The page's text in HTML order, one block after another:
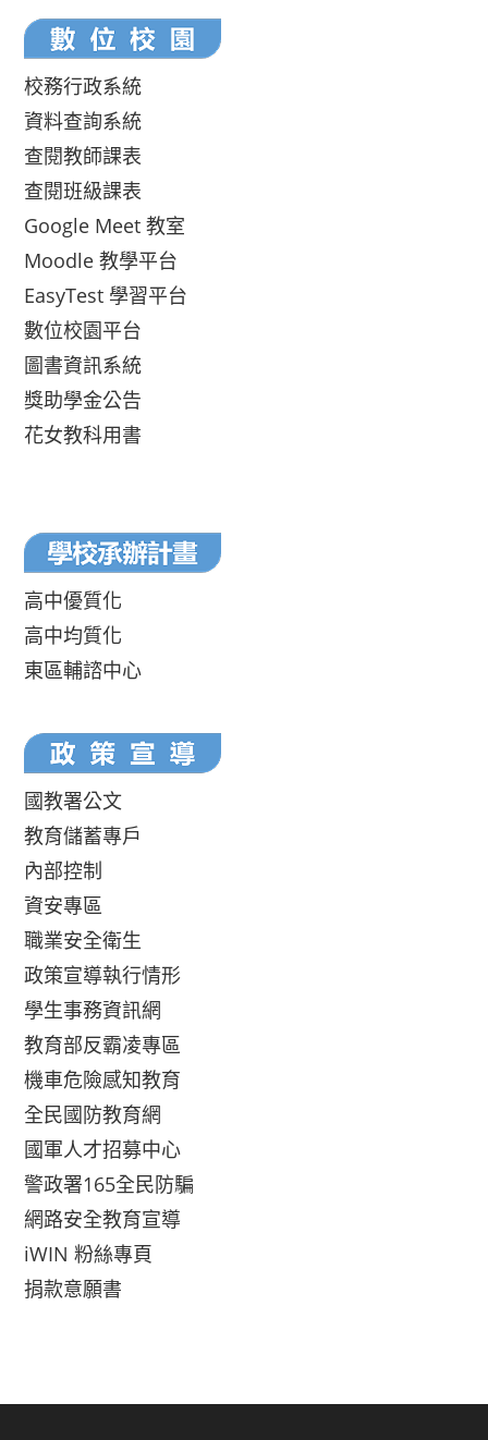
校務行政系統
資料查詢系統
查閱教師課表
查閱班級課表
Google Meet 教室
Moodle 教學平台
EasyTest 學習平台
數位校園平台
圖書資訊系統
獎助學金公告
花女教科用書
高中優質化
高中均質化
東區輔諮中心
國教署公文
教育儲蓄專戶
內部控制
資安專區
職業安全衛生
政策宣導執行情形
學生事務資訊網
教育部反霸凌專區
機車危險感知教育
全民國防教育網
國軍人才招募中心
警政署165全民防騙
網路安全教育宣導
iWIN 粉絲專頁
捐款意願書